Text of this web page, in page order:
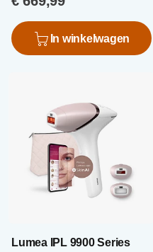
In winkelwagen
Lumea IPL 9900 Series